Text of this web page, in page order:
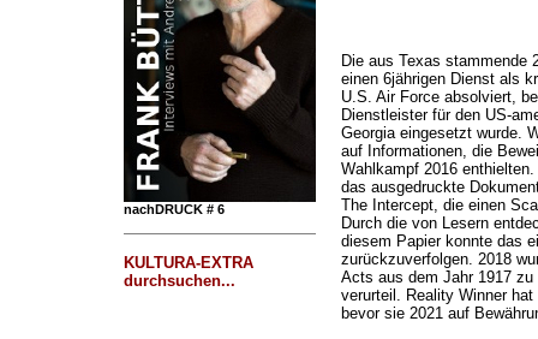
nachDRUCK # 6
KULTURA-EXTRA
durchsuchen...
Die aus Texas stammende
einen 6jährigen Dienst als
U.S. Air Force absolviert,
Dienstleister für den US-
Georgia eingesetzt wurde.
auf Informationen, die
Wahlkampf 2016
das ausgedruckte
The Intercept, die einen
Durch die von Lesern
diesem Papier konnte das
zurückzuverfolgen. 2018
Acts aus dem Jahr 1917
verurteil. Reality Winner
bevor sie 2021 auf